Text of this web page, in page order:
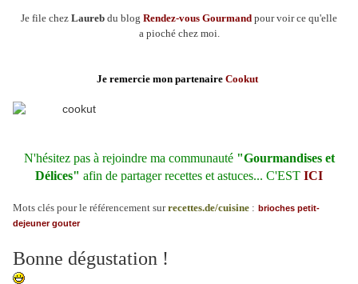
Je file chez Laureb du blog Rendez-vous Gourmand pour voir ce qu'elle
a pioché chez moi.
Je remercie mon partenaire Cookut
N'hésitez pas à rejoindre ma communauté "Gourmandises et
Délices" afin de partager recettes et astuces... C'EST ICI
Mots clés pour le référencement surrecettes.de/cuisine : brioches petit-
dejeuner gouter
Bonne dégustation !